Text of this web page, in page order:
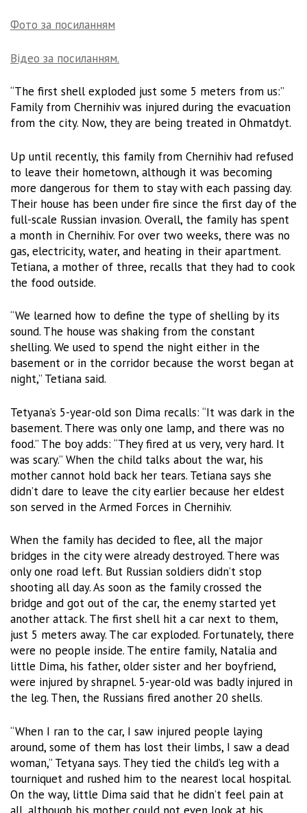
Фото за посиланням
Відео за посиланням.
“The first shell exploded just some 5 meters from us:”
Family from Chernihiv was injured during the evacuation
from the city. Now, they are being treated in Ohmatdyt.
Up until recently, this family from Chernihiv had refused
to leave their hometown, although it was becoming
more dangerous for them to stay with each passing day.
Their house has been under fire since the first day of the
full-scale Russian invasion. Overall, the family has spent
a month in Chernihiv. For over two weeks, there was no
gas, electricity, water, and heating in their apartment.
Tetiana, a mother of three, recalls that they had to cook
the food outside.
“We learned how to define the type of shelling by its
sound. The house was shaking from the constant
shelling. We used to spend the night either in the
basement or in the corridor because the worst began at
night,” Tetiana said.
Tetyana’s 5-year-old son Dima recalls: “It was dark in the
basement. There was only one lamp, and there was no
food.” The boy adds: “They fired at us very, very hard. It
was scary.” When the child talks about the war, his
mother cannot hold back her tears. Tetiana says she
didn’t dare to leave the city earlier because her eldest
son served in the Armed Forces in Chernihiv.
When the family has decided to flee, all the major
bridges in the city were already destroyed. There was
only one road left. But Russian soldiers didn’t stop
shooting all day. As soon as the family crossed the
bridge and got out of the car, the enemy started yet
another attack. The first shell hit a car next to them,
just 5 meters away. The car exploded. Fortunately, there
were no people inside. The entire family, Natalia and
little Dima, his father, older sister and her boyfriend,
were injured by shrapnel. 5-year-old was badly injured in
the leg. Then, the Russians fired another 20 shells.
“When I ran to the car, I saw injured people laying
around, some of them has lost their limbs, I saw a dead
woman,” Tetyana says. They tied the child’s leg with a
tourniquet and rushed him to the nearest local hospital.
On the way, little Dima said that he didn’t feel pain at